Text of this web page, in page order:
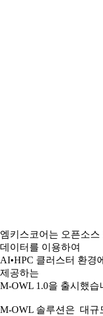
엠키스코어는 오픈소
데이터를 이용하여
AI•HPC 클러스터 환경
제공하는
M-OWL 1.0을 출시했습
M-OWL 솔루션은 대규